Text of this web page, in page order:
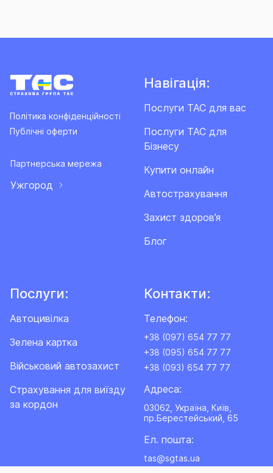
Політика конфіденційності
Публічні оферти
Партнерська мережа
Ужгород
Навігація:
Послуги ТАС для вас
Послуги ТАС для
Бізнесу
Купити онлайн
Автострахування
Захист здоров’я
Блог
Послуги:
Автоцивілка
Зелена картка
Військовий автозахист
Cтрахування для виїзду
за кордон
Контакти:
Телефон:
+38 (097) 654 77 77
+38 (095) 654 77 77
+38 (093) 654 77 77
Адреса:
03062, Україна, Київ,
пр.Берестейський, 65
Ел. пошта:
tas@sgtas.ua